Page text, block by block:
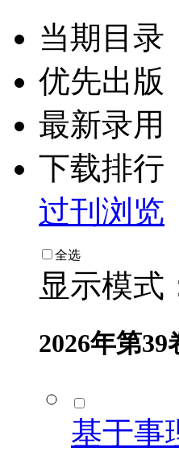
当期目录
优先出版
最新录用
下载排行
过刊浏览
全选
显示模式
2026年第39
基于事